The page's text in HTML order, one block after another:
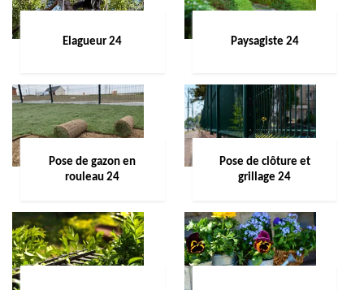
Elagueur 24 Paysagiste 24
Pose de gazon en
rouleau 24
Pose de clôture et
grillage 24